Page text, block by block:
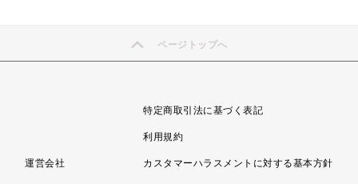
ページトップへ
運営会社
特定商取引法に基づく表記
利用規約
カスタマーハラスメントに対する基本方針